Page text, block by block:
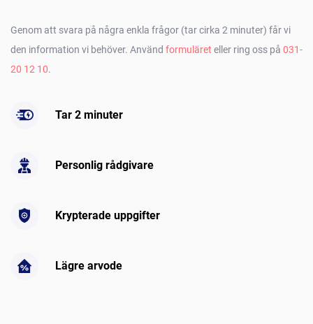
Genom att svara på några enkla frågor (tar cirka 2 minuter) får vi
den information vi behöver. Använd formuläret eller ring oss på 031-
20 12 10.
Tar 2 minuter
Personlig rådgivare
Krypterade uppgifter
Lägre arvode